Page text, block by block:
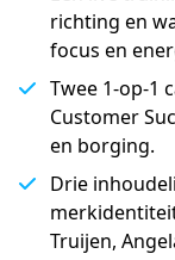
richting en
focus en
Twee 1-op-1
Customer
en borging.
Drie
Truijen,